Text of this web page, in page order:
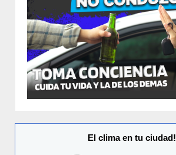
El clima en tu ciudad!